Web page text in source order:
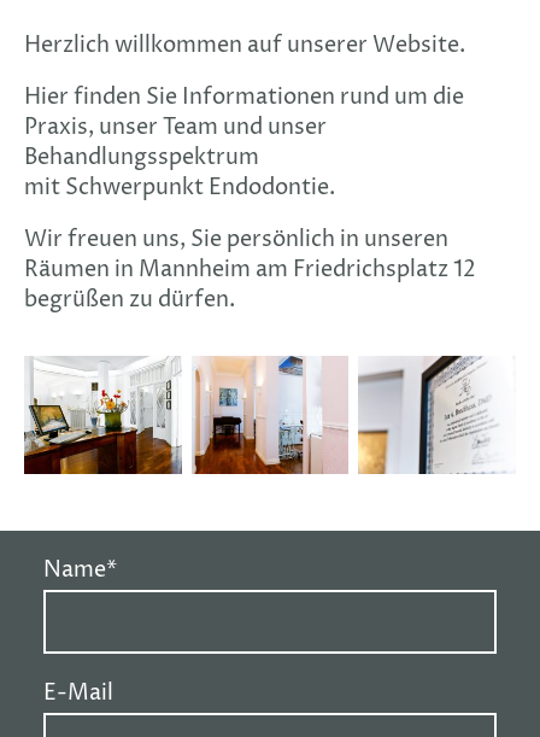
Herzlich willkommen auf unserer Website.
Hier finden Sie Informationen rund um die
Praxis, unser Team und unser
Behandlungsspektrum
mit Schwerpunkt Endodontie.
Wir freuen uns, Sie persönlich in unseren
Räumen in Mannheim am Friedrichsplatz 12
begrüßen zu dürfen.
Name*
E-Mail